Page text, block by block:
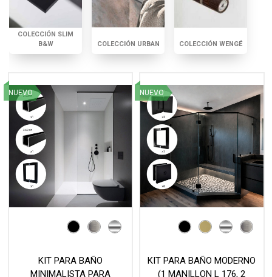
COLECCIÓN SLIM
B&W
COLECCIÓN URBAN COLECCIÓN WENGÉ
NUEVO
KIT PARA BAÑO
MINIMALISTA PARA
NUEVO
KIT PARA BAÑO MODERNO
(1 MANILLON L 176, 2